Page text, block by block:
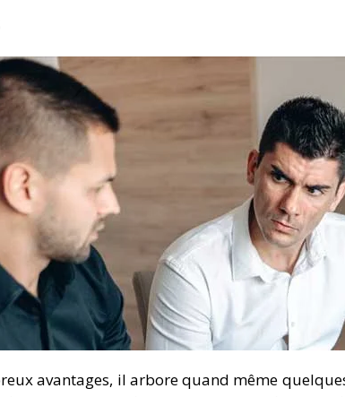
avantages, il arbore quand même